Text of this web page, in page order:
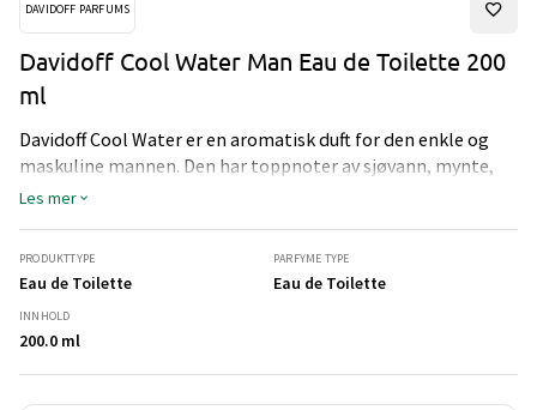
DAVIDOFF PARFUMS
Davidoff Cool Water Man Eau de Toilette 200
ml
Davidoff Cool Water er en aromatisk duft for den enkle og
maskuline mannen. Den har toppnoter av sjøvann, mynte,
koriander og rosmarin. Hjertenotene er av sedertre, sjasmin,
Les mer
PRODUKTTYPE
Eau de Toilette
PARFYME TYPE
Eau de Toilette
INNHOLD
200.0 ml